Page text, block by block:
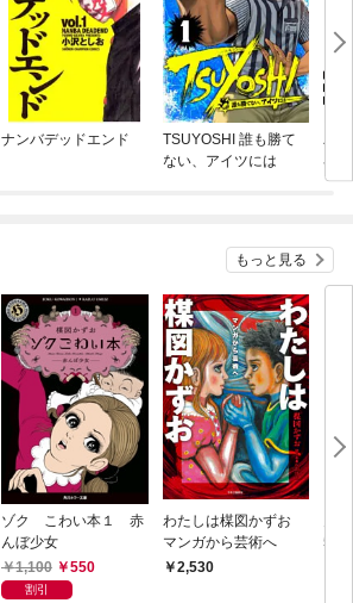
ナンバデッドエンド
TSUYOSHI 誰も勝て
ない、アイツには
バ
界
ま
もっと見る
ゾク こわい本１ 赤
んぼ少女
1,100
550
割引
わたしは楳図かずお
マンガから芸術へ
2,530
5年